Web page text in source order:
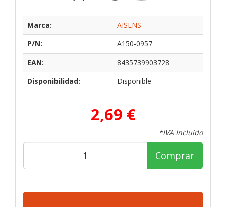
Marca:
AISENS
P/N:
A150-0957
EAN:
8435739903728
Disponibilidad:
Disponible
2,69 €
*IVA Incluido
Comprar